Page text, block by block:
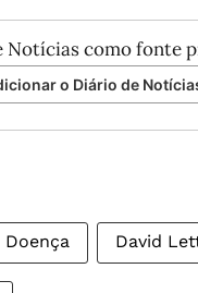
Notícias como fonte
o Diário de
Doença David